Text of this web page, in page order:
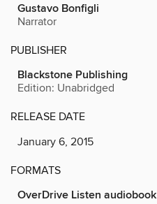
Gustavo Bonfigli
Narrator
PUBLISHER
Blackstone Publishing
Edition: Unabridged
RELEASE DATE
January 6, 2015
FORMATS
OverDrive Listen audiobook